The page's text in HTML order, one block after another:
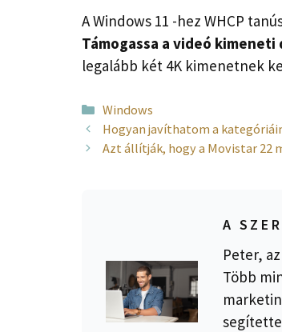
A Windows 11 -hez WHCP
Támogassa a videó kimeneti
legalább két 4K kimenetnek
Kategória
Windows
Hogyan javíthatom a
Azt állítják, hogy a Movistar
A
Peter,
Több